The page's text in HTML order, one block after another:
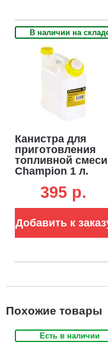
В наличии на
Канистра для
приготовления
топливной смеси
Champion 1 л.
395 p.
Добавить к
Похожие товары
Есть в наличии